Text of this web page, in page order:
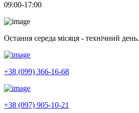
09:00-17:00
Остання середа місяця - технічний день.
+38 (099) 366-16-68
+38 (097) 905-10-21